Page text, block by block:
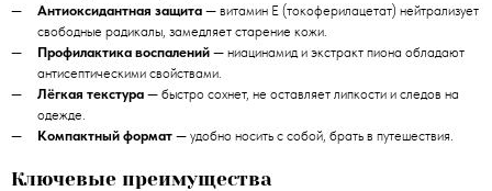
Антиоксидантная защита — витамин E (токоферилацетат) нейтрализует
свободные радикалы, замедляет старение кожи.
Профилактика воспалений — ниацинамид и экстракт пиона обладают
антисептическими свойствами.
Лёгкая текстура — быстро сохнет, не оставляет липкости и следов на
одежде.
Компактный формат — удобно носить с собой, брать в путешествия.
Ключевые преимущества